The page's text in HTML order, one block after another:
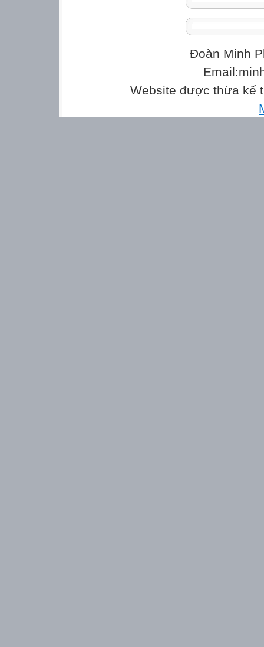
Đoàn Minh
Website được thừa kế